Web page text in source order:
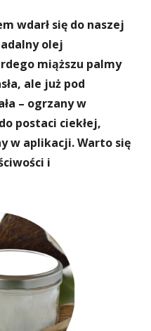
wdarł się do naszej
olej
miąższu palmy
ale już pod
– ogrzany w
postaci ciekłej,
w aplikacji. Warto się
i